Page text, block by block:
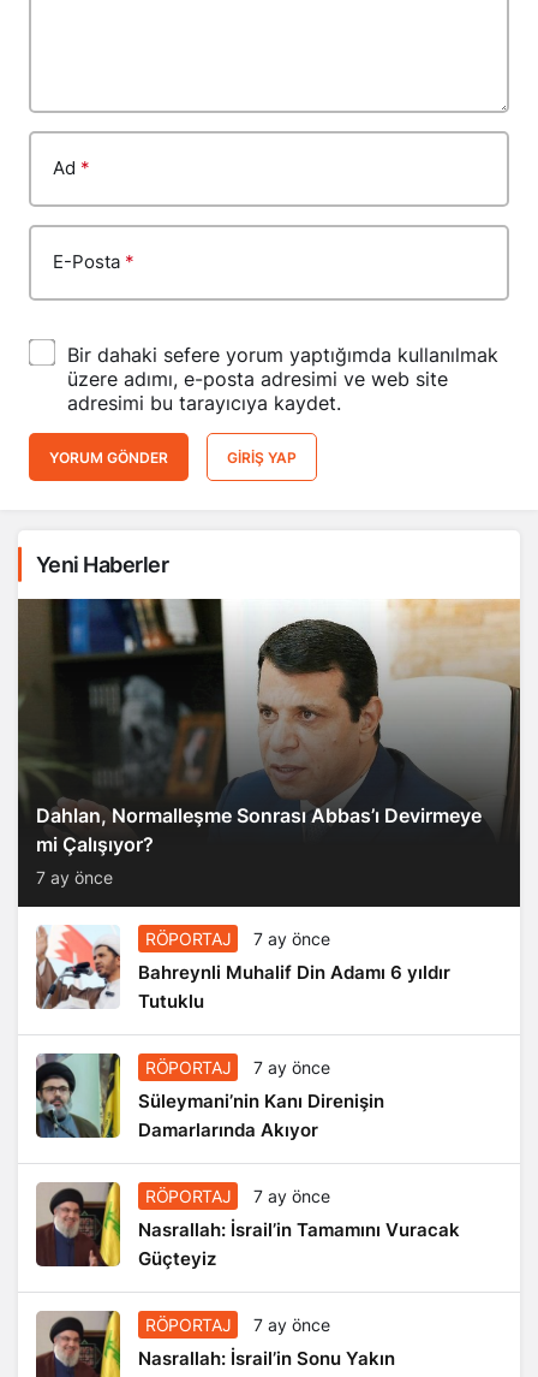
Ad *
E-Posta *
Bir dahaki sefere yorum yaptığımda kullanılmak
üzere adımı, e-posta adresimi ve web site
adresimi bu tarayıcıya kaydet.
YORUM GÖNDER GIRIŞ YAP
Yeni Haberler
Dahlan, Normalleşme Sonrası Abbas’ı Devirmeye
mi Çalışıyor?
7 ay önce
RÖPORTAJ 7 ay önce
Bahreynli Muhalif Din Adamı 6 yıldır
Tutuklu
RÖPORTAJ 7 ay önce
Süleymani’nin Kanı Direnişin
Damarlarında Akıyor
RÖPORTAJ 7 ay önce
Nasrallah: İsrail’in Tamamını Vuracak
Güçteyiz
RÖPORTAJ 7 ay önce
Nasrallah: İsrail’in Sonu Yakın